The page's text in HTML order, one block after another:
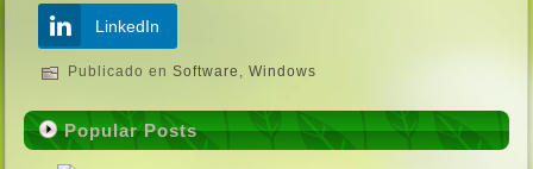
LinkedIn
Publicado en Software ,Windows
Popular Posts